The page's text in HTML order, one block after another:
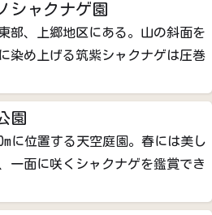
シャクナゲ園
部、上郷地区にある。山の斜面を
染め上げる筑紫シャクナゲは圧巻
園
に位置する天空庭園。春には美し
一面に咲くシャクナゲを鑑賞でき